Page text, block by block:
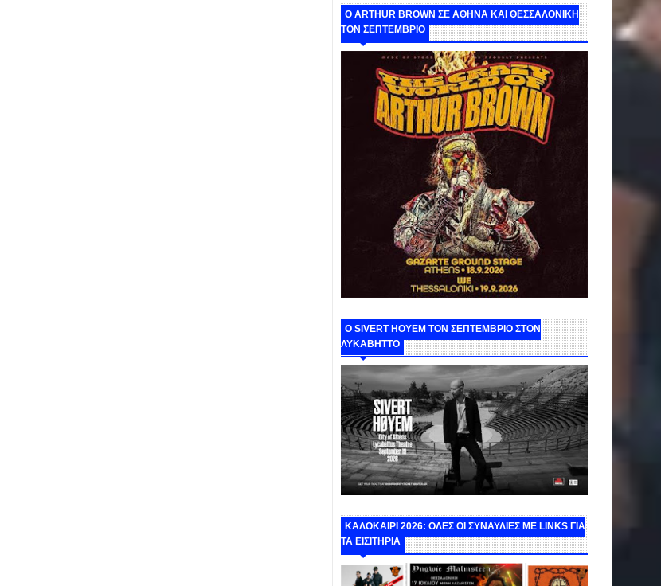
O ARTHUR BROWN ΣΕ ΑΘΗΝΑ ΚΑΙ ΘΕΣΣΑΛΟΝΙΚΗ
ΤΟΝ ΣΕΠΤΕΜΒΡΙΟ
Ο SIVERT HOYEM ΤΟΝ ΣΕΠΤΕΜΒΡΙΟ ΣΤΟΝ
ΛΥΚΑΒΗΤΤΟ
ΚΑΛΟΚΑΙΡΙ 2026: ΟΛΕΣ ΟΙ ΣΥΝΑΥΛΙΕΣ ΜΕ LINKS ΓΙΑ
ΤΑ ΕΙΣΙΤΗΡΙΑ